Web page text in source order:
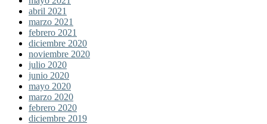
abril 2021
marzo 2021
febrero 2021
diciembre 2020
noviembre 2020
julio 2020
junio 2020
mayo 2020
marzo 2020
febrero 2020
diciembre 2019